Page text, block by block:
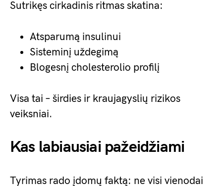
Sutrikęs cirkadinis ritmas skatina:
Atsparumą insulinui
Sisteminį uždegimą
Blogesnį cholesterolio profilį
Visa tai – širdies ir kraujagyslių rizikos
veiksniai.
Kas labiausiai pažeidžiami
Tyrimas rado įdomų faktą: ne visi vienodai